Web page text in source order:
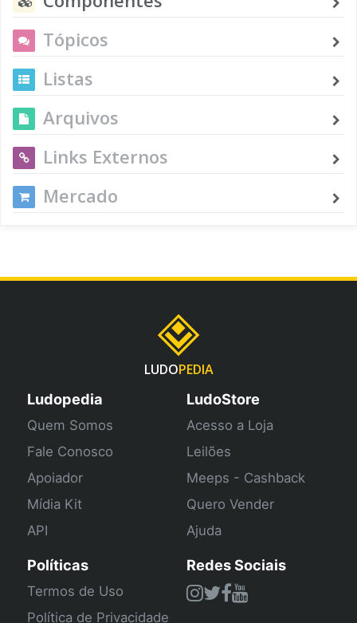
Tópicos
Listas
Arquivos
Links Externos
Mercado
LUDOPEDIA
Ludopedia
Quem Somos
Fale Conosco
Apoiador
Mídia Kit
API
LudoStore
Acesso a Loja
Leilões
Meeps - Cashback
Quero Vender
Ajuda
Políticas
Termos de Uso
Política de Privacidade
Redes Sociais